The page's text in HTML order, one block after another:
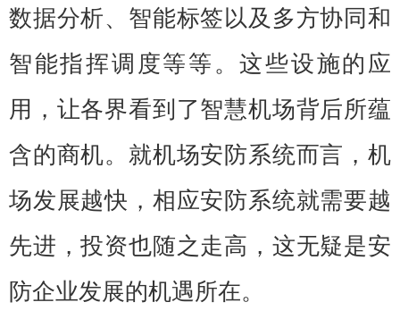
数据分析、智能标签以及多方协同和
智能指挥调度等等。这些设施的应
用，让各界看到了智慧机场背后所蕴
含的商机。就机场安防系统而言，机
场发展越快，相应安防系统就需要越
先进，投资也随之走高，这无疑是安
防企业发展的机遇所在。